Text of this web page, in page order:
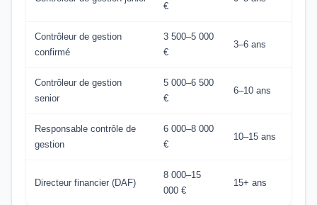
€
Contrôleur de gestion
confirmé
3 500–5 000
€
3–6 ans
Contrôleur de gestion
senior
5 000–6 500
€
6–10 ans
Responsable contrôle de
gestion
6 000–8 000
€
10–15 ans
Directeur financier (DAF)
8 000–15
000 €
15+ ans